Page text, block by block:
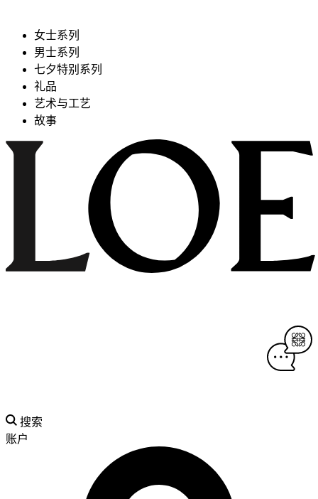
女士系列
男士系列
七夕特别系列
礼品
艺术与工艺
故事
搜索
账户